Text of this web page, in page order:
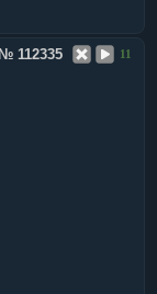
№ 112335 11